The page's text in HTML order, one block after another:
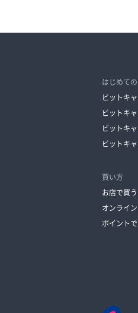
はじめて
ビットキ
ビットキ
ビットキ
ビットキ
買い方
お店で買う
オンライ
ポイント